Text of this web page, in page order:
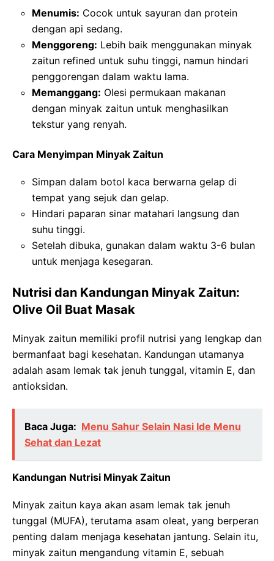
Menumis: Cocok untuk sayuran dan protein
dengan api sedang.
Menggoreng: Lebih baik menggunakan minyak
zaitun refined untuk suhu tinggi, namun hindari
penggorengan dalam waktu lama.
Memanggang: Olesi permukaan makanan
dengan minyak zaitun untuk menghasilkan
tekstur yang renyah.
Cara Menyimpan Minyak Zaitun
Simpan dalam botol kaca berwarna gelap di
tempat yang sejuk dan gelap.
Hindari paparan sinar matahari langsung dan
suhu tinggi.
Setelah dibuka, gunakan dalam waktu 3-6 bulan
untuk menjaga kesegaran.
Nutrisi dan Kandungan Minyak Zaitun:
Olive Oil Buat Masak
Minyak zaitun memiliki profil nutrisi yang lengkap dan
bermanfaat bagi kesehatan. Kandungan utamanya
adalah asam lemak tak jenuh tunggal, vitamin E, dan
antioksidan.
Baca Juga: Menu Sahur Selain Nasi Ide Menu
Sehat dan Lezat
Kandungan Nutrisi Minyak Zaitun
Minyak zaitun kaya akan asam lemak tak jenuh
tunggal (MUFA), terutama asam oleat, yang berperan
penting dalam menjaga kesehatan jantung. Selain itu,
minyak zaitun mengandung vitamin E, sebuah